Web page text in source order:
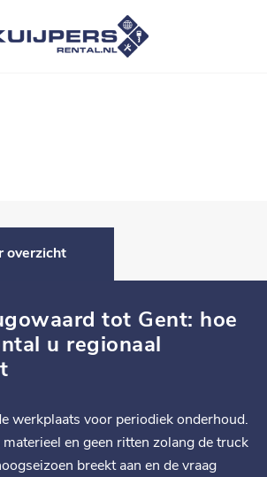
overzicht
tot Gent: hoe
u regionaal
werkplaats voor periodiek onderhoud.
en geen ritten zolang de truck
breekt aan en de vraag